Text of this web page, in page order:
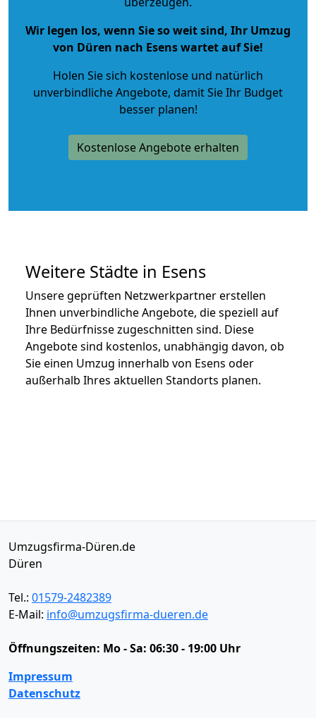
Wir legen los, wenn Sie so weit sind, Ihr Umzug
von Düren nach Esens wartet auf Sie!
Holen Sie sich kostenlose und natürlich
unverbindliche Angebote, damit Sie Ihr Budget
besser planen!
Kostenlose Angebote erhalten
Weitere Städte in Esens
Unsere geprüften Netzwerkpartner erstellen
Ihnen unverbindliche Angebote, die speziell auf
Ihre Bedürfnisse zugeschnitten sind. Diese
Angebote sind kostenlos, unabhängig davon, ob
Sie einen Umzug innerhalb von Esens oder
außerhalb Ihres aktuellen Standorts planen.
Umzugsfirma-Düren.de
Düren
Tel.: 01579-2482389
E-Mail: info@umzugsfirma-dueren.de
Öffnungszeiten: Mo - Sa: 06:30 - 19:00 Uhr
Impressum
Datenschutz